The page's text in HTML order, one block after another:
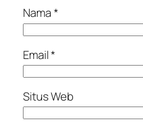
Nama*
Email*
Situs Web